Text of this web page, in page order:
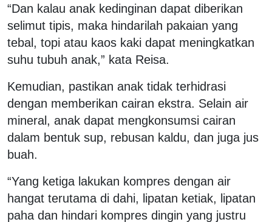
“Dan kalau anak kedinginan dapat diberikan
selimut tipis, maka hindarilah pakaian yang
tebal, topi atau kaos kaki dapat meningkatkan
suhu tubuh anak,” kata Reisa.
Kemudian, pastikan anak tidak terhidrasi
dengan memberikan cairan ekstra. Selain air
mineral, anak dapat mengkonsumsi cairan
dalam bentuk sup, rebusan kaldu, dan juga jus
buah.
“Yang ketiga lakukan kompres dengan air
hangat terutama di dahi, lipatan ketiak, lipatan
paha dan hindari kompres dingin yang justru